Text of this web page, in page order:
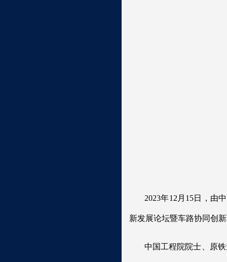
2023年12月15日，由
新发展论坛暨车路协同创
中国工程院院士、原